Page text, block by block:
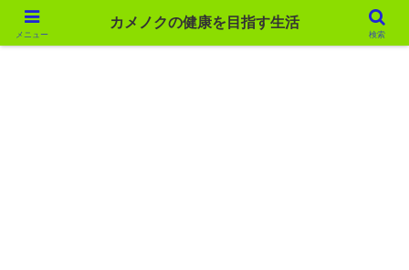
カメノクの健康を目指す生活
メニュー
カメノクの健康を目指す生活
検索